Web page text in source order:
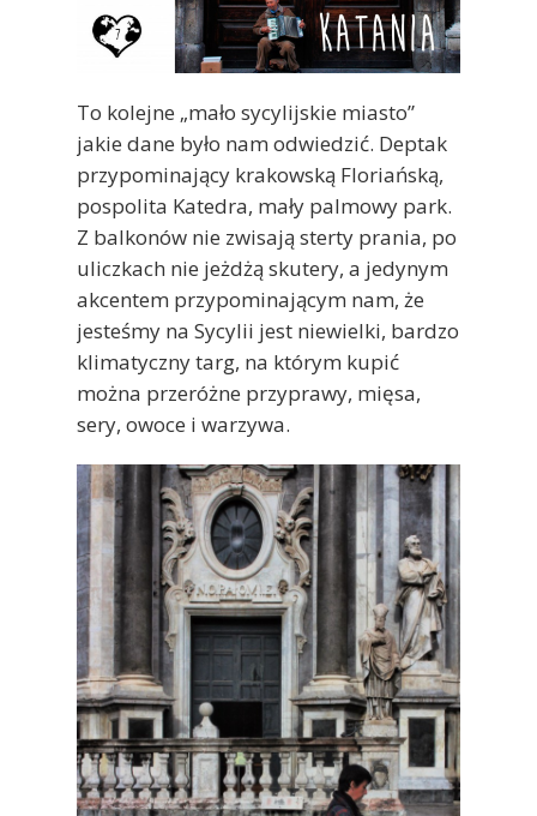
To kolejne „mało sycylijskie miasto”
jakie dane było nam odwiedzić. Deptak
przypominający krakowską Floriańską,
pospolita Katedra, mały palmowy park.
Z balkonów nie zwisają sterty prania, po
uliczkach nie jeżdżą skutery, a jedynym
akcentem przypominającym nam, że
jesteśmy na Sycylii jest niewielki, bardzo
klimatyczny targ, na którym kupić
można przeróżne przyprawy, mięsa,
sery, owoce i warzywa.